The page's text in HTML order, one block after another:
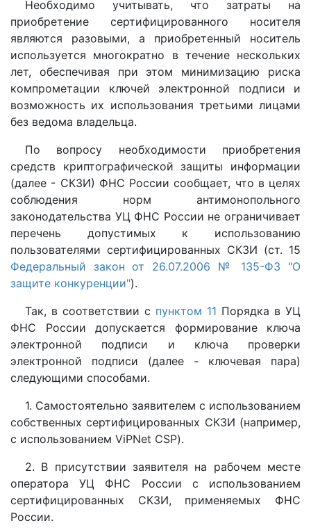
Необходимо учитывать, что затраты на
приобретение сертифицированного носителя
являются разовыми, а приобретенный носитель
используется многократно в течение нескольких
лет, обеспечивая при этом минимизацию риска
компрометации ключей электронной подписи и
возможность их использования третьими лицами
без ведома владельца.
По вопросу необходимости приобретения
средств криптографической защиты информации
(далее - СКЗИ) ФНС России сообщает, что в целях
соблюдения норм антимонопольного
законодательства УЦ ФНС России не ограничивает
перечень допустимых к использованию
пользователями сертифицированных СКЗИ (ст. 15
Федеральный закон от 26.07.2006 № 135-ФЗ "О
защите конкуренции").
Так, в соответствии с пунктом 11 Порядка в УЦ
ФНС России допускается формирование ключа
электронной подписи и ключа проверки
электронной подписи (далее - ключевая пара)
следующими способами.
1. Самостоятельно заявителем с использованием
собственных сертифицированных СКЗИ (например,
с использованием ViPNet CSP).
2. В присутствии заявителя на рабочем месте
оператора УЦ ФНС России с использованием
сертифицированных СКЗИ, применяемых ФНС
России.